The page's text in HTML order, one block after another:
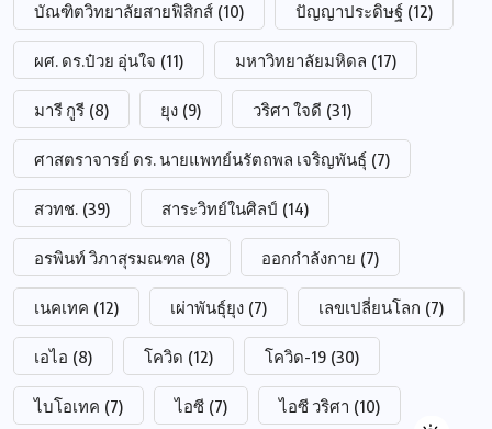
บัณฑิตวิทยาลัยสายฟิสิกส์ (10) ปัญญาประดิษฐ์ (12)
ผศ. ดร.ป๋วย อุ่นใจ (11) มหาวิทยาลัยมหิดล (17)
มารี กูรี (8) ยุง (9) วริศา ใจดี (31)
ศาสตราจารย์ ดร. นายแพทย์นรัตถพล เจริญพันธุ์ (7)
สวทช. (39) สาระวิทย์ในศิลป์ (14)
อรพินท์ วิภาสุรมณฑล (8) ออกกำลังกาย (7)
เนคเทค (12) เผ่าพันธุ์ยุง (7) เลขเปลี่ยนโลก (7)
เอไอ (8) โควิด (12) โควิด-19 (30)
ไบโอเทค (7) ไอซี (7) ไอซี วริศา (10)